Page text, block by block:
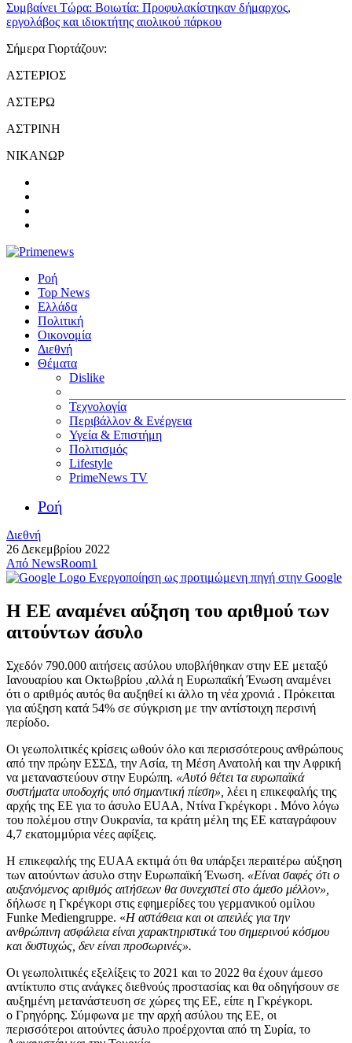
Συμβαίνει Τώρα: Βοιωτία: Προφυλακίστηκαν δήμαρχος,
εργολάβος και ιδιοκτήτης αιολικού πάρκου
Σήμερα Γιορτάζουν:
ΑΣΤΕΡΙΟΣ
ΑΣΤΕΡΩ
ΑΣΤΡΙΝΗ
ΝΙΚΑΝΩΡ
Ροή
Top News
Ελλάδα
Πολιτική
Οικονομία
Διεθνή
Θέματα
Dislike
Τεχνολογία
Περιβάλλον & Ενέργεια
Υγεία & Επιστήμη
Πολιτισμός
Lifestyle
PrimeNews TV
Ροή
Διεθνή
26 Δεκεμβρίου 2022
Από NewsRoom1
Ενεργοποίηση ως προτιμώμενη πηγή στην Google
Η ΕΕ αναμένει αύξηση του αριθμού των
αιτούντων άσυλο
Σχεδόν 790.000 αιτήσεις ασύλου υποβλήθηκαν στην ΕΕ μεταξύ
Ιανουαρίου και Οκτωβρίου ,αλλά η Ευρωπαϊκή Ένωση αναμένει
ότι ο αριθμός αυτός θα αυξηθεί κι άλλο τη νέα χρονιά . Πρόκειται
για αύξηση κατά 54% σε σύγκριση με την αντίστοιχη περσινή
περίοδο.
Οι γεωπολιτικές κρίσεις ωθούν όλο και περισσότερους ανθρώπους
από την πρώην ΕΣΣΔ, την Ασία, τη Μέση Ανατολή και την Αφρική
να μεταναστεύουν στην Ευρώπη. «Αυτό θέτει τα ευρωπαϊκά
συστήματα υποδοχής υπό σημαντική πίεση», λέει η επικεφαλής της
αρχής της ΕΕ για το άσυλο EUAA, Ντίνα Γκρέγκορι . Μόνο λόγω
του πολέμου στην Ουκρανία, τα κράτη μέλη της ΕΕ καταγράφουν
4,7 εκατομμύρια νέες αφίξεις.
Η επικεφαλής της EUAA εκτιμά ότι θα υπάρξει περαιτέρω αύξηση
των αιτούντων άσυλο στην Ευρωπαϊκή Ένωση. «Είναι σαφές ότι ο
αυξανόμενος αριθμός αιτήσεων θα συνεχιστεί στο άμεσο μέλλον»,
δήλωσε η Γκρέγκορι στις εφημερίδες του γερμανικού ομίλου
Funke Mediengruppe. «Η αστάθεια και οι απειλές για την
ανθρώπινη ασφάλεια είναι χαρακτηριστικά του σημερινού κόσμου
και δυστυχώς, δεν είναι προσωρινές».
Οι γεωπολιτικές εξελίξεις το 2021 και το 2022 θα έχουν άμεσο
αντίκτυπο στις ανάγκες διεθνούς προστασίας και θα οδηγήσουν σε
αυξημένη μετανάστευση σε χώρες της ΕΕ, είπε η Γκρέγκορι.
ο Γρηγόρης. Σύμφωνα με την αρχή ασύλου της ΕΕ, οι
περισσότεροι αιτούντες άσυλο προέρχονται από τη Συρία, το